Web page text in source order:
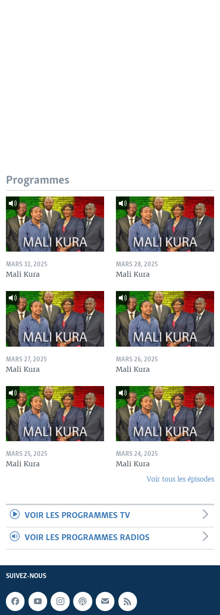
Programmes
MARS 31, 2025
Mali Kura
MARS 28, 2025
Mali Kura
MARS 27, 2025
Mali Kura
MARS 26, 2025
Mali Kura
MARS 25, 2025
Mali Kura
MARS 24, 2025
Mali Kura
Voir tous les épisodes
VOIR LES PROGRAMMES TV
VOIR LES PROGRAMMES RADIOS
SUIVEZ-NOUS